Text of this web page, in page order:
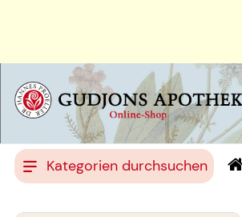
Kategorien durchsuchen